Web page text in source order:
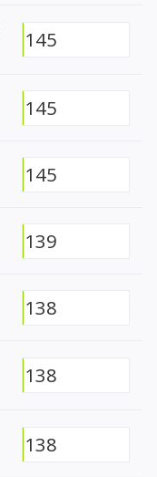
145
145
145
139
138
138
138